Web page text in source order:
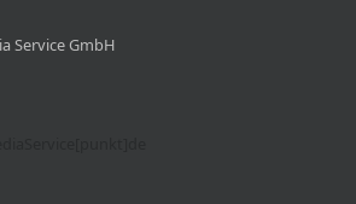
Service GmbH